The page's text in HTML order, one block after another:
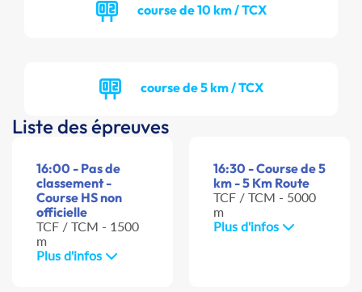
course de 10 km / TCX
course de 5 km / TCX
Liste des épreuves
16:00 - Pas de
classement -
Course HS non
officielle
TCF / TCM - 1500
m
Plus d'infos
16:30 - Course de 5
km - 5 Km Route
TCF / TCM - 5000
m
Plus d'infos